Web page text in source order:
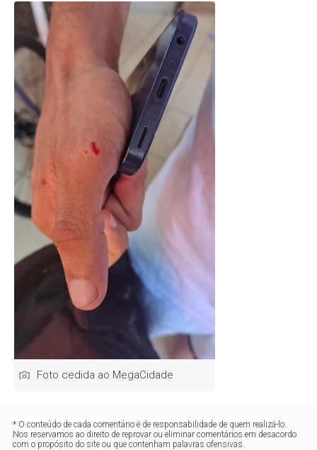
Foto cedida ao MegaCidade
* O conteúdo de cada comentário é de responsabilidade de quem realizá-lo.
Nos reservamos ao direito de reprovar ou eliminar comentários em desacordo
com o propósito do site ou que contenham palavras ofensivas.